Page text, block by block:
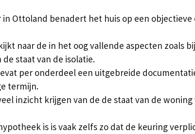
Ottoland benadert het huis op een objectieve
naar de in het oog vallende aspecten zoals
staat van de isolatie.
per onderdeel een uitgebreide
termijn.
inzicht krijgen van de de staat van de woning
is is vaak zelfs zo dat de keuring